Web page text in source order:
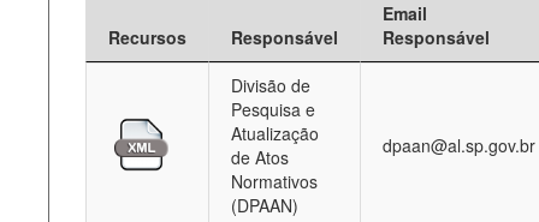
Recursos Responsável
Email
Responsável
Divisão de
Pesquisa e
Atualização
de Atos
Normativos
(DPAAN)
dpaan@al.sp.gov.br